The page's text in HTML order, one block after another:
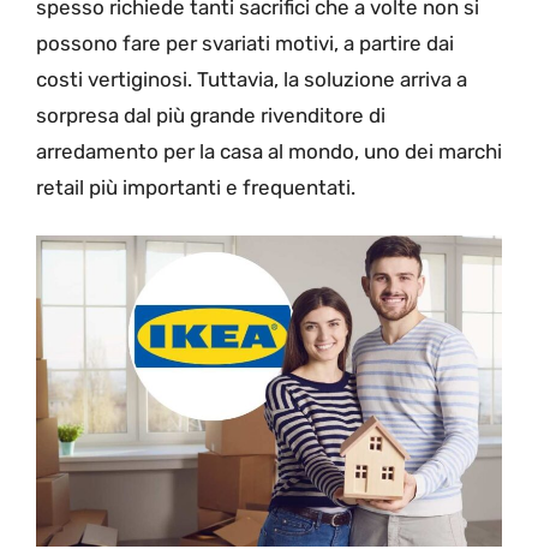
spesso richiede tanti sacrifici che a volte non si
possono fare per svariati motivi, a partire dai
costi vertiginosi. Tuttavia, la soluzione arriva a
sorpresa dal più grande rivenditore di
arredamento per la casa al mondo, uno dei marchi
retail più importanti e frequentati.